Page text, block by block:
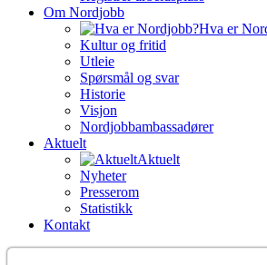
Om Nordjobb
Hva er
Kultur og fritid
Utleie
Spørsmål og svar
Historie
Visjon
Nordjobbambassadører
Aktuelt
Aktuelt
Nyheter
Presserom
Statistikk
Kontakt